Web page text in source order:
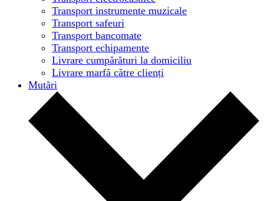
Transport instrumente muzicale
Transport safeuri
Transport bancomate
Transport echipamente
Livrare cumpărături la domiciliu
Livrare marfă către clienți
Mutări